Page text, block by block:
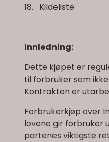
18. Kildeliste
Innledning:
Dette kjøpet er
til forbruker som
Kontrakten er
Forbrukerkjøp over
lovene gir forbruker
partenes viktigste